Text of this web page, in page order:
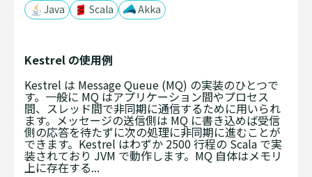
Java Scala Akka
Kestrel の使用例
Kestrel は Message Queue (MQ) の実装のひとつで
す。一般に MQ はアプリケーション間やプロセス
間、スレッド間で非同期に通信するために用いられ
ます。メッセージの送信側は MQ に書き込めば受信
側の応答を待たずに次の処理に非同期に進むことが
できます。Kestrel はわずか 2500 行程の Scala で実
装されており JVM で動作します。MQ 自体はメモリ
上に存在する...